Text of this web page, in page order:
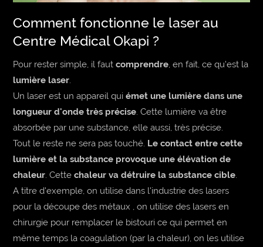
Comment fonctionne le laser au
Centre Médical Okapi ?
Pour rester simple, il fautcomprendre , en fait, ce qu'est la
lumière laser
Un laser est un appareil quiémet une lumière dans une
longueur d'onde très précise . Cette lumière va être
absorbée par une substance, elle aussi, très précise.
Tout le reste ne sera pas touché. Le contact entre cette
lumière et la substance provoque une élévation de
chaleur . Cettechaleur va détruire la substance cible
A titre d'exemple, on utilise dans l'industrie des lasers
pour la découpe des métaux , on utilise des lasers en
chirurgie pour remplacer le bistouri ce qui permet en
même temps la coagulation (par la chaleur), on les utilise